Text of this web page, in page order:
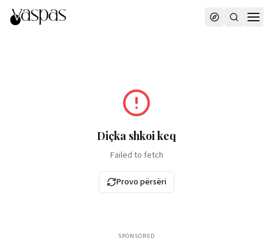
Diçka shkoi keq
Failed to fetch
Provo përsëri
SPONSORED